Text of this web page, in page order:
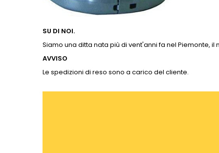
SU DI NOI.
Siamo una ditta nata più di vent'anni fa nel Piemonte,
AVVISO
Le spedizioni di reso sono a carico del cliente.